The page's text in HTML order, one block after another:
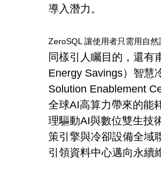
導入潛力。
ZeroSQL 讓使用者只需用自
同樣引人矚目的，還有
Energy Savings）智慧
Solution Enablement
全球AI高算力帶來的能
理驅動AI與數位雙生技
策引擎與冷卻設備全域
引領資料中心邁向永續